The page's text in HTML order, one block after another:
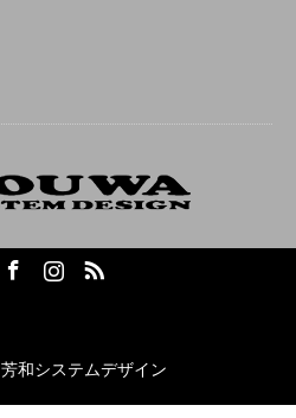
芳和システムデザイン